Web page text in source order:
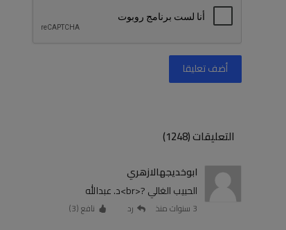
أضف تعليقا
التعليقات (1248)
ابوخديجهالازهري
الحبيب الغالي ?<br>د. عبدالله
3 سنوات منذ رد نافع (3
)